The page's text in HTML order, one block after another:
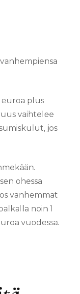
euroa plus
vaihtelee
jos
ohessa
vanhemmat
noin 1
vuodessa.